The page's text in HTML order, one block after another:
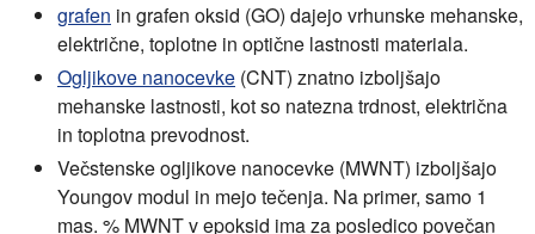
grafen in grafen oksid (GO) dajejo vrhunske mehanske,
električne, toplotne in optične lastnosti materiala.
Ogljikove nanocevke (CNT) znatno izboljšajo
mehanske lastnosti, kot so natezna trdnost, električna
in toplotna prevodnost.
Večstenske ogljikove nanocevke (MWNT) izboljšajo
Youngov modul in mejo tečenja. Na primer, samo 1
mas. % MWNT v epoksid ima za posledico povečan